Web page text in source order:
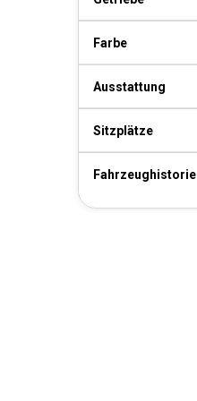
Farbe
Ausstattung
Sitzplätze
Fahrzeughistorie